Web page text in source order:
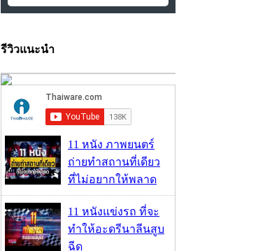
รีวิวแนะนำ
11 หนัง ภาพยนตร์
ถ่ายทำสถานที่เดียว
ที่ไม่อยากให้พลาด
11 หนังแข่งรถ ที่จะ
ทำให้อะดรีนาลีนสูบ
ฉีด